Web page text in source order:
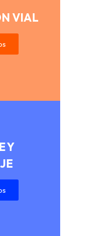
VIAL
Y